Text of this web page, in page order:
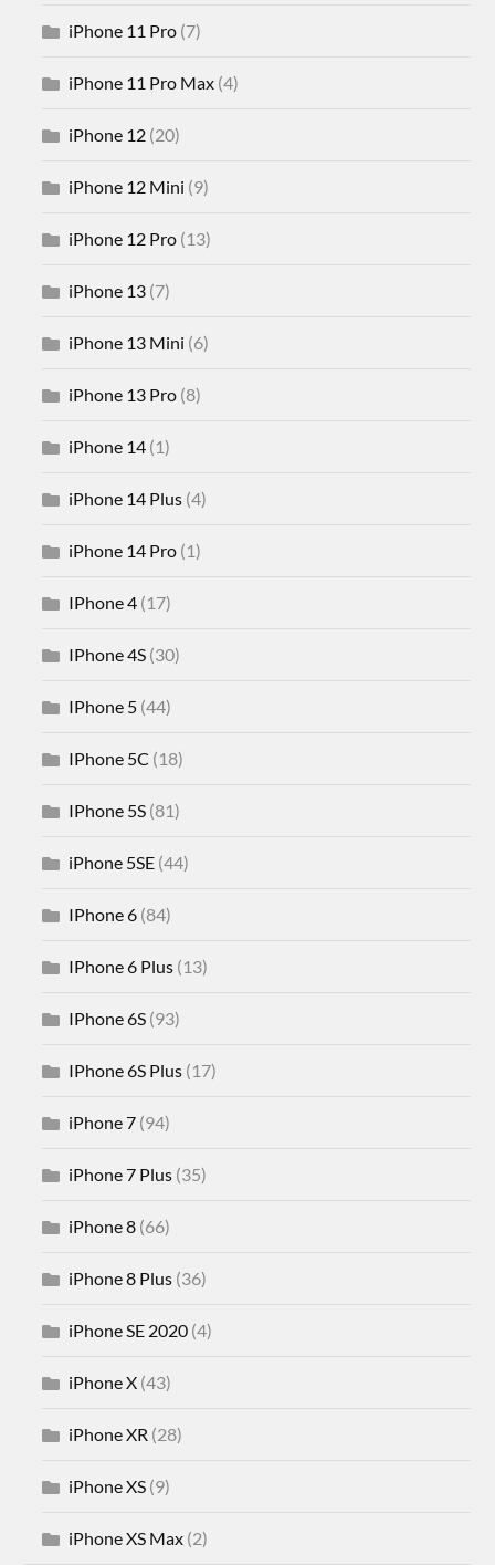
iPhone 11 Pro (7)
iPhone 11 Pro Max (4)
iPhone 12 (20)
iPhone 12 Mini (9)
iPhone 12 Pro (13)
iPhone 13 (7)
iPhone 13 Mini (6)
iPhone 13 Pro (8)
iPhone 14 (1)
iPhone 14 Plus (4)
iPhone 14 Pro (1)
IPhone 4 (17)
IPhone 4S (30)
IPhone 5 (44)
IPhone 5C (18)
IPhone 5S (81)
iPhone 5SE (44)
IPhone 6 (84)
IPhone 6 Plus (13)
IPhone 6S (93)
IPhone 6S Plus (17)
iPhone 7 (94)
iPhone 7 Plus (35)
iPhone 8 (66)
iPhone 8 Plus (36)
iPhone SE 2020 (4)
iPhone X (43)
iPhone XR (28)
iPhone XS (9)
iPhone XS Max (2)